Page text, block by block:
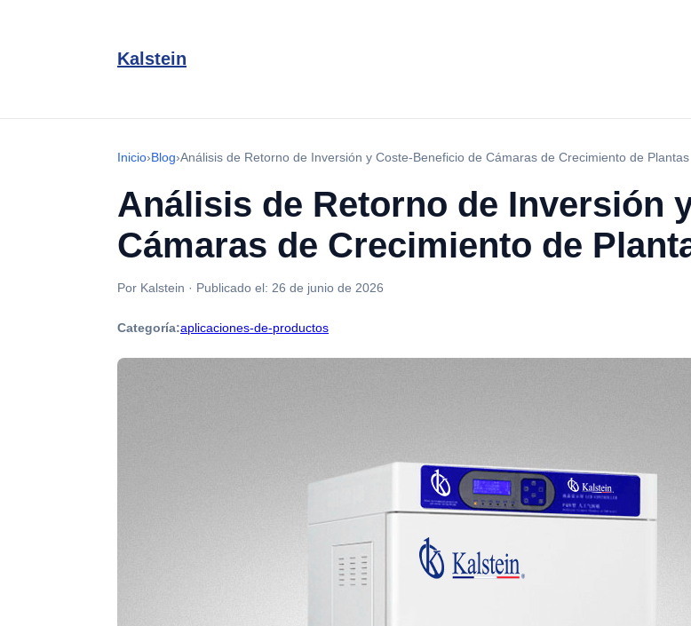
Kalstein
Inicio›Blog›Análisis de Retorno de Inversión y Coste-Beneficio de Cámaras de Crecimiento de Plantas
Análisis de Retorno de Inversión
Cámaras de Crecimiento de
Por Kalstein · Publicado el: 26 de junio de 2026
Categoría:aplicaciones-de-productos